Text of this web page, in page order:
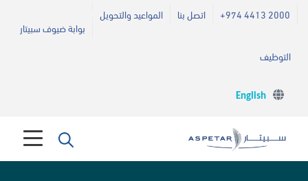
+974 4413 2000 اتصل بنا
المواعيد والتحويل
بوابة ضيوف سبيتار
التوظيف
English